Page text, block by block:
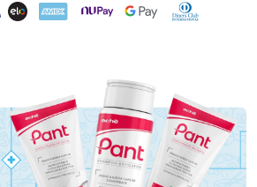
ELO AMEX NuPay Google PayDiners Club
Destaque